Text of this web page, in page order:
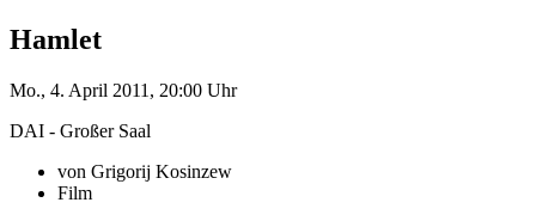
Hamlet
Mo., 4. April 2011, 20:00 Uhr
DAI - Großer Saal
von Grigorij Kosinzew
Film